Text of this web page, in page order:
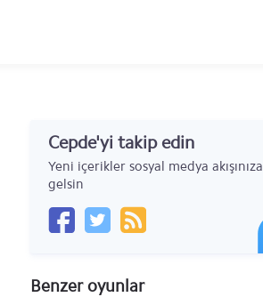
Cepde'yi takip edin
Yeni içerikler sosyal medya akışınıza
gelsin
Benzer oyunlar